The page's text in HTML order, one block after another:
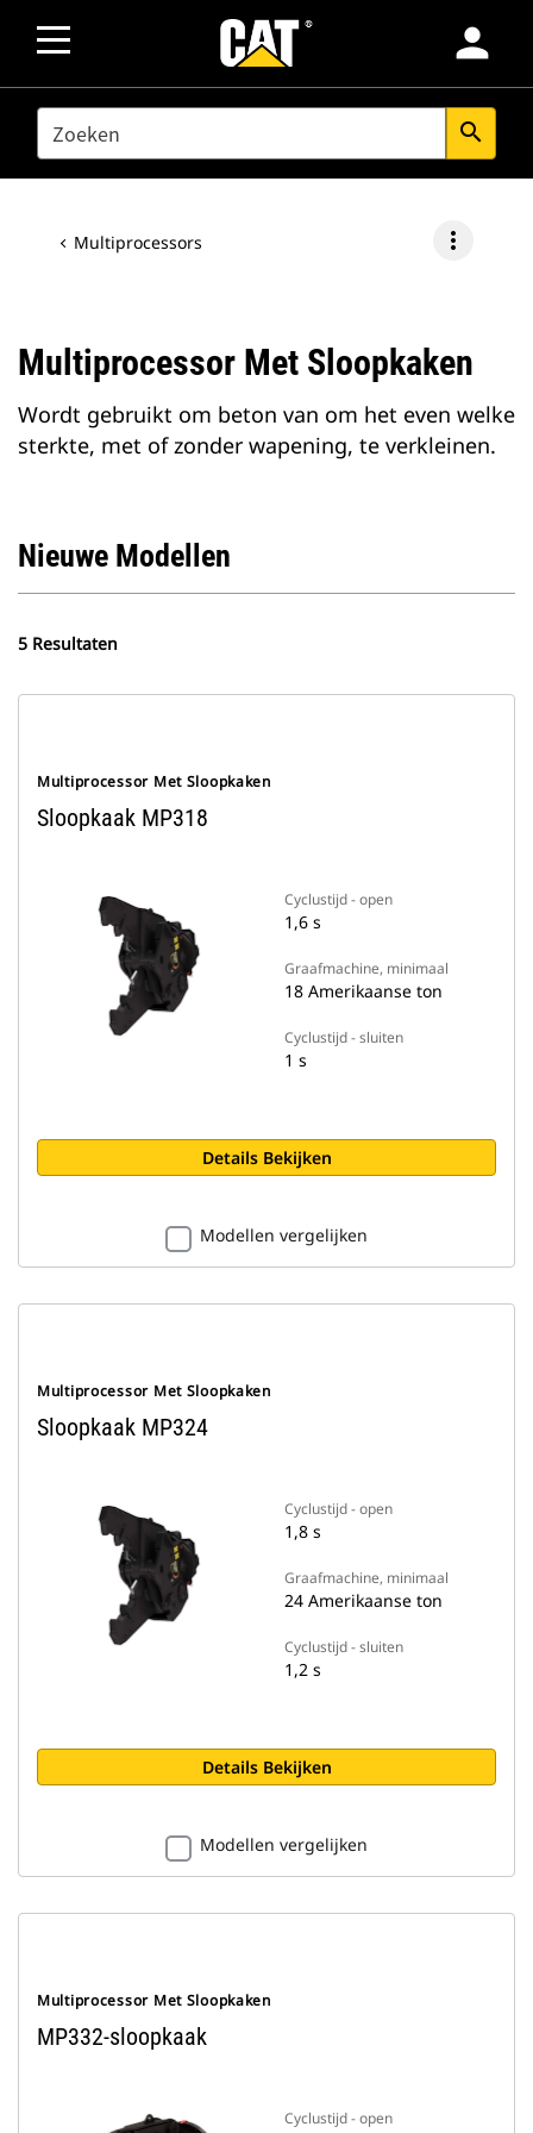
person
SEARCH search
Multiprocessors more_vert
Multiprocessor Met Sloopkaken
Wordt gebruikt om beton van om het even welke
sterkte, met of zonder wapening, te verkleinen.
Nieuwe Modellen
5 Resultaten
Multiprocessor Met Sloopkaken
Sloopkaak MP318
Cyclustijd - open
1,6 s
Graafmachine, minimaal
18 Amerikaanse ton
Cyclustijd - sluiten
1 s
Details Bekijken
Modellen vergelijken
Multiprocessor Met Sloopkaken
Sloopkaak MP324
Cyclustijd - open
1,8 s
Graafmachine, minimaal
24 Amerikaanse ton
Cyclustijd - sluiten
1,2 s
Details Bekijken
Modellen vergelijken
Multiprocessor Met Sloopkaken
MP332-sloopkaak
Cyclustijd - open